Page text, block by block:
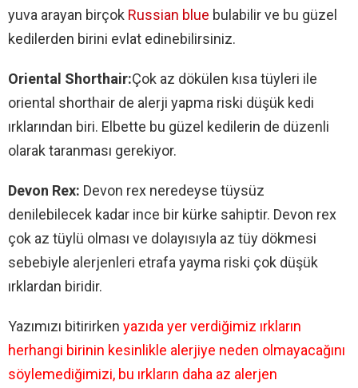
yuva arayan birçok Russian blue bulabilir ve bu güzel
kedilerden birini evlat edinebilirsiniz.
Oriental Shorthair:Çok az dökülen kısa tüyleri ile
oriental shorthair de alerji yapma riski düşük kedi
ırklarından biri. Elbette bu güzel kedilerin de düzenli
olarak taranması gerekiyor.
Devon Rex: Devon rex neredeyse tüysüz
denilebilecek kadar ince bir kürke sahiptir. Devon rex
çok az tüylü olması ve dolayısıyla az tüy dökmesi
sebebiyle alerjenleri etrafa yayma riski çok düşük
ırklardan biridir.
Yazımızı bitirirken yazıda yer verdiğimiz ırkların
herhangi birinin kesinlikle alerjiye neden olmayacağını
söylemediğimizi, bu ırkların daha az alerjen